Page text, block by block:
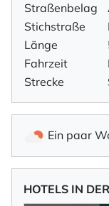
Straßenbelag
Stichstraße
Länge
Fahrzeit
Strecke
Ein paar
HOTELS IN